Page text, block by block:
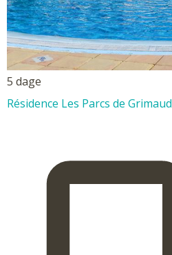
5 dage
Résidence Les Parcs de Grimaud